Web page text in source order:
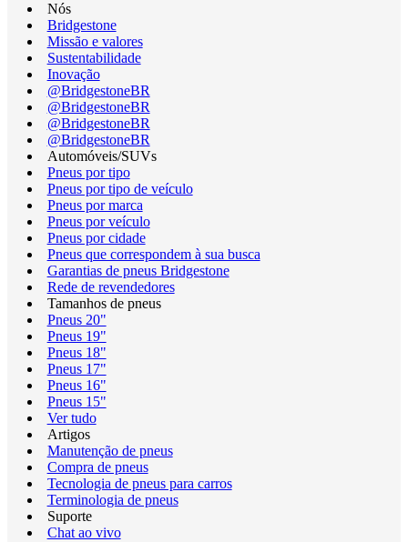
Nós
Bridgestone
Missão e valores
Sustentabilidade
Inovação
@BridgestoneBR
@BridgestoneBR
@BridgestoneBR
@BridgestoneBR
Automóveis/SUVs
Pneus por tipo
Pneus por tipo de veículo
Pneus por marca
Pneus por veículo
Pneus por cidade
Pneus que correspondem à sua busca
Garantias de pneus Bridgestone
Rede de revendedores
Tamanhos de pneus
Pneus 20"
Pneus 19"
Pneus 18"
Pneus 17"
Pneus 16"
Pneus 15"
Ver tudo
Artigos
Manutenção de pneus
Compra de pneus
Tecnologia de pneus para carros
Terminologia de pneus
Suporte
Chat ao vivo